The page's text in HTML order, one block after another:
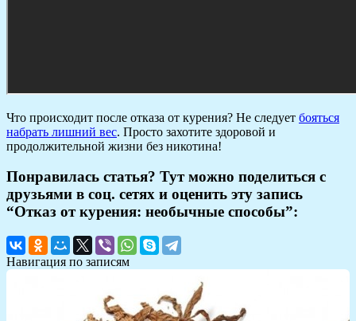
Что происходит после отказа от курения? Не следует бояться
набрать лишний вес. Просто захотите здоровой и
продолжительной жизни без никотина!
Понравилась статья? Тут можно поделиться с
друзьями в соц. сетях и оценить эту запись
“Отказ от курения: необычные способы”:
Навигация по записям